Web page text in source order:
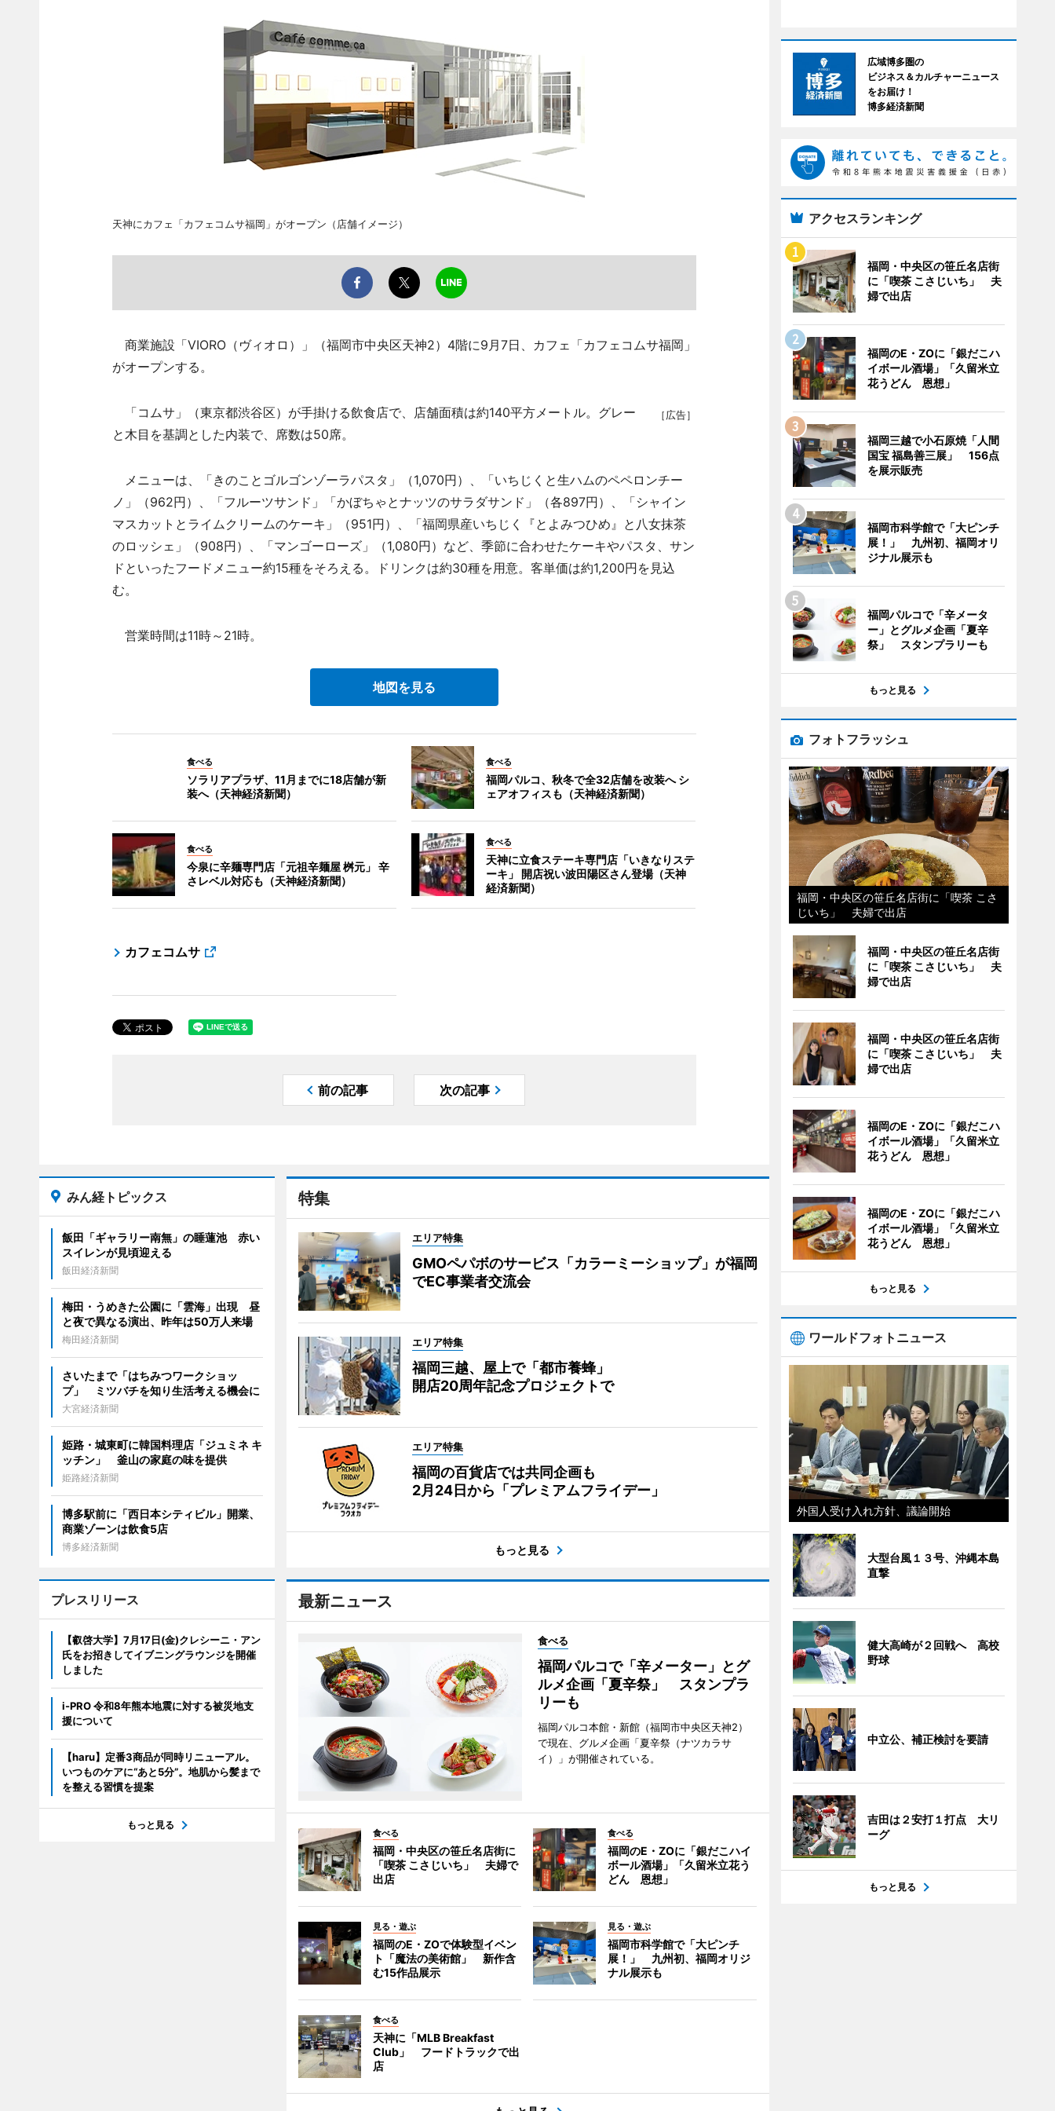
天神にカフェ「カフェコムサ福岡」がオープン（店舗イメージ）
商業施設「VIORO（ヴィオロ）」（福岡市中央区天神2）4階に9月7日、カフェ「カフェコムサ福岡」
がオープンする。
［広告］
「コムサ」（東京都渋谷区）が手掛ける飲食店で、店舗面積は約140平方メートル。グレー
と木目を基調とした内装で、席数は50席。
メニューは、「きのことゴルゴンゾーラパスタ」（1,070円）、「いちじくと生ハムのペペロンチー
ノ」（962円）、「フルーツサンド」「かぼちゃとナッツのサラダサンド」（各897円）、「シャイン
マスカットとライムクリームのケーキ」（951円）、「福岡県産いちじく『とよみつひめ』と八女抹茶
のロッシェ」（908円）、「マンゴーローズ」（1,080円）など、季節に合わせたケーキやパスタ、サン
ドといったフードメニュー約15種をそろえる。ドリンクは約30種を用意。客単価は約1,200円を見込
む。
営業時間は11時～21時。
地図を見る
食べる
ソラリアプラザ、11月までに18店舗が新
装へ（天神経済新聞）
食べる
福岡パルコ、秋冬で全32店舗を改装へ シ
ェアオフィスも（天神経済新聞）
食べる
今泉に辛麺専門店「元祖辛麺屋 桝元」 辛
さレベル対応も（天神経済新聞）
食べる
天神に立食ステーキ専門店「いきなりステ
ーキ」 開店祝い波田陽区さん登場（天神
経済新聞）
カフェコムサ
前の記事 次の記事
特集
エリア特集
GMOペパボのサービス「カラーミーショップ」が福岡
でEC事業者交流会
エリア特集
福岡三越、屋上で「都市養蜂」
開店20周年記念プロジェクトで
エリア特集
福岡の百貨店では共同企画も
2月24日から「プレミアムフライデー」
もっと見る
最新ニュース
食べる
福岡パルコで「辛メーター」とグ
ルメ企画「夏辛祭」 スタンプラ
リーも
福岡パルコ本館・新館（福岡市中央区天神2）
で現在、グルメ企画「夏辛祭（ナツカラサ
イ）」が開催されている。
食べる
福岡・中央区の笹丘名店街に
「喫茶 こさじいち」 夫婦で
出店
食べる
福岡のE・ZOに「銀だこハイ
ボール酒場」「久留米立花う
どん 恩想」
見る・遊ぶ
福岡のE・ZOで体験型イベン
ト「魔法の美術館」 新作含
む15作品展示
見る・遊ぶ
福岡市科学館で「大ピンチ
展！」 九州初、福岡オリジ
ナル展示も
食べる
天神に「MLB Breakfast
Club」 フードトラックで出
店
みん経トピックス
飯田「ギャラリー南無」の睡蓮池 赤い
スイレンが見頃迎える
飯田経済新聞
梅田・うめきた公園に「雲海」出現 昼
と夜で異なる演出、昨年は50万人来場
梅田経済新聞
さいたまで「はちみつワークショッ
プ」 ミツバチを知り生活考える機会に
大宮経済新聞
姫路・城東町に韓国料理店「ジュミネ キ
ッチン」 釜山の家庭の味を提供
姫路経済新聞
博多駅前に「西日本シティビル」開業、
商業ゾーンは飲食5店
博多経済新聞
プレスリリース
【叡啓大学】7月17日(金)クレシーニ・アン
氏をお招きしてイブニングラウンジを開催
しました
i-PRO 令和8年熊本地震に対する被災地支
援について
【haru】定番3商品が同時リニューアル。
いつものケアに“あと5分”。地肌から髪まで
を整える習慣を提案
もっと見る
広域博多圏の
ビジネス＆カルチャーニュース
をお届け！
博多経済新聞
アクセスランキング
福岡・中央区の笹丘名店街
に「喫茶 こさじいち」 夫
婦で出店
福岡のE・ZOに「銀だこハ
イボール酒場」「久留米立
花うどん 恩想」
福岡三越で小石原焼「人間
国宝 福島善三展」 156点
を展示販売
福岡市科学館で「大ピンチ
展！」 九州初、福岡オリ
ジナル展示も
福岡パルコで「辛メータ
ー」とグルメ企画「夏辛
祭」 スタンプラリーも
もっと見る
フォトフラッシュ
福岡・中央区の笹丘名店街に「喫茶 こさ
じいち」 夫婦で出店
福岡・中央区の笹丘名店街
に「喫茶 こさじいち」 夫
婦で出店
福岡・中央区の笹丘名店街
に「喫茶 こさじいち」 夫
婦で出店
福岡のE・ZOに「銀だこハ
イボール酒場」「久留米立
花うどん 恩想」
福岡のE・ZOに「銀だこハ
イボール酒場」「久留米立
花うどん 恩想」
もっと見る
ワールドフォトニュース
外国人受け入れ方針、議論開始
大型台風１３号、沖縄本島
直撃
健大高崎が２回戦へ 高校
野球
中立公、補正検討を要請
吉田は２安打１打点 大リ
ーグ
もっと見る